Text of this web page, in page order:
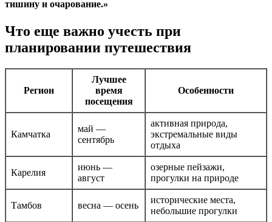
тишину и очарование.»
Что еще важно учесть при
планировании путешествия
Регион
Лучшее
время
посещения
Особенности
Камчатка
май —
сентябрь
активная природа,
экстремальные виды
отдыха
Карелия
июнь —
август
озерные пейзажи,
прогулки на природе
Тамбов весна — осень
исторические места,
небольшие прогулки